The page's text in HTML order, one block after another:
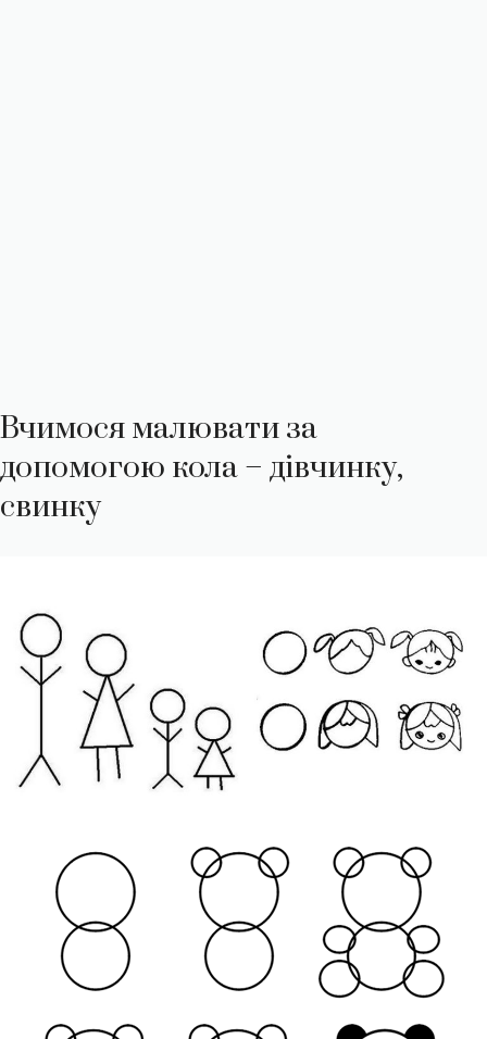
Вчимося малювати за
допомогою кола – дівчинку,
свинку